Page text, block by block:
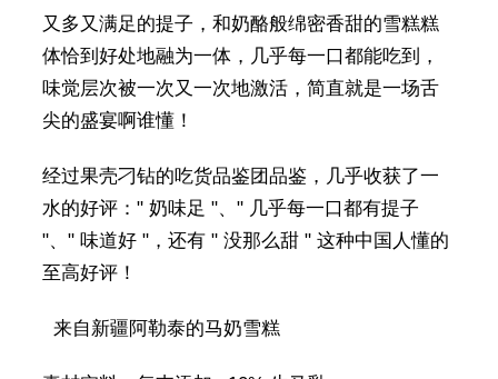
又多又满足的提子，和奶酪般绵密香甜的雪糕糕
体恰到好处地融为一体，几乎每一口都能吃到，
味觉层次被一次又一次地激活，简直就是一场舌
尖的盛宴啊谁懂！
经过果壳刁钻的吃货品鉴团品鉴，几乎收获了一
水的好评：" 奶味足 "、" 几乎每一口都有提子
"、" 味道好 "，还有 " 没那么甜 " 这种中国人懂的
至高好评！
来自新疆阿勒泰的马奶雪糕